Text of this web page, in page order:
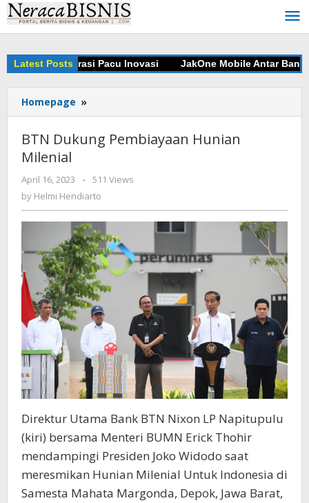
Skip
to
content
Latest Posts
Kolaborasi Pacu Inovasi JakOne Mobile Antar Bank
Homepage »
Dukung
Pembiayaan
Hunian
BTN Dukung Pembiayaan Hunian
Milenial
April 16, 2023
by
Helmi
-
511 Views
by Helmi Hendiarto
Direktur Utama Bank BTN Nixon LP Napitupulu
(kiri) bersama Menteri BUMN Erick Thohir
mendampingi Presiden Joko Widodo saat
meresmikan Hunian Milenial Untuk Indonesia di
Samesta Mahata Margonda, Depok, Jawa Barat,